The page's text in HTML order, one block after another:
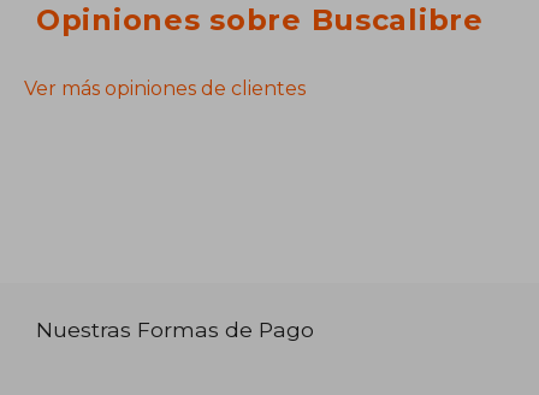
Opiniones sobre Buscalibre
Ver más opiniones de clientes
Nuestras Formas de Pago